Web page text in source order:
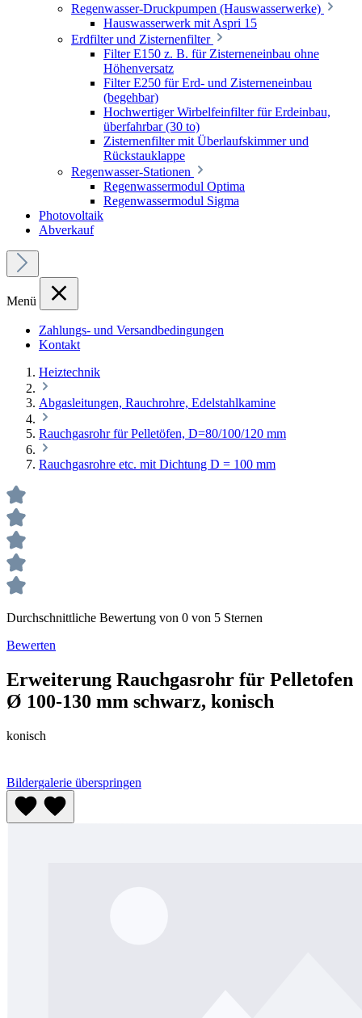
Regenwasser-Druckpumpen (Hauswasserwerke)
Hauswasserwerk mit Aspri 15
Erdfilter und Zisternenfilter
Filter E150 z. B. für Zisterneneinbau ohne
Höhenversatz
Filter E250 für Erd- und Zisterneneinbau
(begehbar)
Hochwertiger Wirbelfeinfilter für Erdeinbau,
überfahrbar (30 to)
Zisternenfilter mit Überlaufskimmer und
Rückstauklappe
Regenwasser-Stationen
Regenwassermodul Optima
Regenwassermodul Sigma
Photovoltaik
Abverkauf
Menü
Zahlungs- und Versandbedingungen
Kontakt
Heiztechnik
Abgasleitungen, Rauchrohre, Edelstahlkamine
Rauchgasrohr für Pelletöfen, D=80/100/120 mm
Rauchgasrohre etc. mit Dichtung D = 100 mm
Durchschnittliche Bewertung von 0 von 5 Sternen
Bewerten
Erweiterung Rauchgasrohr für Pelletofen
Ø 100-130 mm schwarz, konisch
konisch
Bildergalerie überspringen